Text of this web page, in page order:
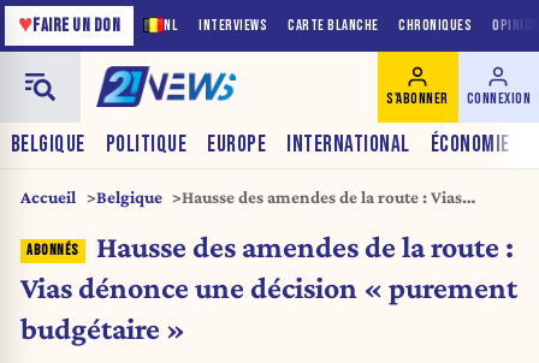
NL INTERVIEWS CARTE BLANCHE CHRONIQUES
♥FAIRE UN DON
BELGIQUE POLITIQUE EUROPE INTERNATIONAL ÉCONOMIE
S'ABONNER CONNEXION
Accueil Belgique
Hausse des amendes de la route : Vias
budgétaire »
Hausse des amendes de la route :
Vias dénonce une décision « purement
budgétaire »